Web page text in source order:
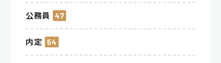
公務員 47
内定 54